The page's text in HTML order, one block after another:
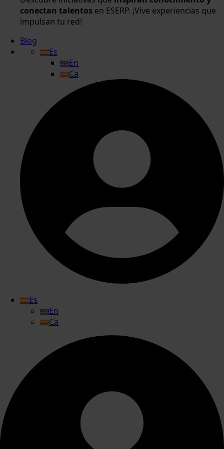
conectan talentos en ESERP. ¡Vive experiencias que
impulsan tu red!
Blog
Es
En
Ca
Es
En
Ca